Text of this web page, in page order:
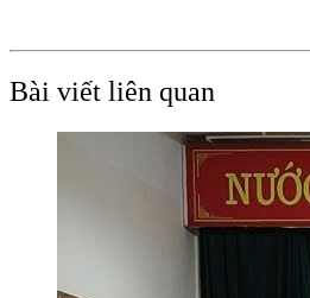
Bài viết liên quan